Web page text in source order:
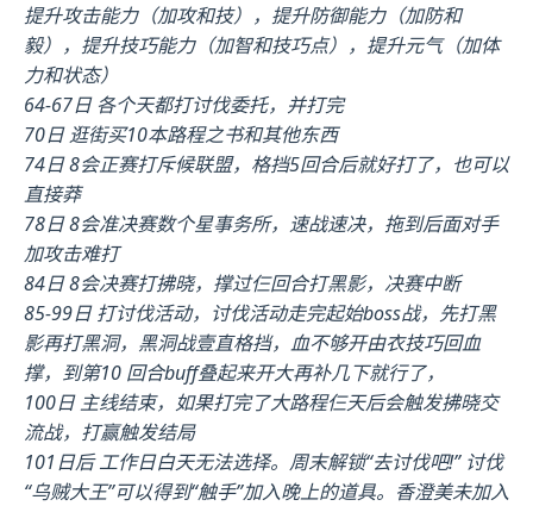
提升攻击能力（加攻和技），提升防御能力（加防和
毅），提升技巧能力（加智和技巧点），提升元气（加体
力和状态）
64-67日 各个天都打讨伐委托，并打完
70日 逛街买10本路程之书和其他东西
74日 8会正赛打斥候联盟，格挡5回合后就好打了，也可以
直接莽
78日 8会准决赛数个星事务所，速战速决，拖到后面对手
加攻击难打
84日 8会决赛打拂晓，撑过仨回合打黑影，决赛中断
85-99日 打讨伐活动，讨伐活动走完起始boss战，先打黑
影再打黑洞，黑洞战壹直格挡，血不够开由衣技巧回血
撑，到第10 回合buff叠起来开大再补几下就行了，
100日 主线结束，如果打完了大路程仨天后会触发拂晓交
流战，打赢触发结局
101日后 工作日白天无法选择。周末解锁“去讨伐吧!” 讨伐
“乌贼大王”可以得到“触手”加入晚上的道具。香澄美未加入